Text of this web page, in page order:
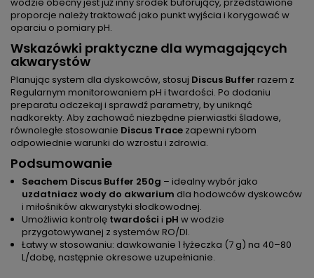
proporcje należy traktować jako punkt wyjścia i korygować w
oparciu o pomiary pH.
Wskazówki praktyczne dla wymagających
akwarystów
Planując system dla dyskowców, stosuj Discus Buffer razem z
Regularnym monitorowaniem pH i twardości. Po dodaniu
preparatu odczekaj i sprawdź parametry, by uniknąć
nadkorekty. Aby zachować niezbędne pierwiastki śladowe,
równoległe stosowanie Discus Trace zapewni rybom
odpowiednie warunki do wzrostu i zdrowia.
Podsumowanie
Seachem Discus Buffer 250g – idealny wybór jako
uzdatniacz wody do akwarium dla hodowców dyskowców
i miłośników akwarystyki słodkowodnej.
Umożliwia kontrolę twardości i pH w wodzie
przygotowywanej z systemów RO/DI.
Łatwy w stosowaniu: dawkowanie 1 łyżeczka (7 g) na 40–80
L/dobę, następnie okresowe uzupełnianie.